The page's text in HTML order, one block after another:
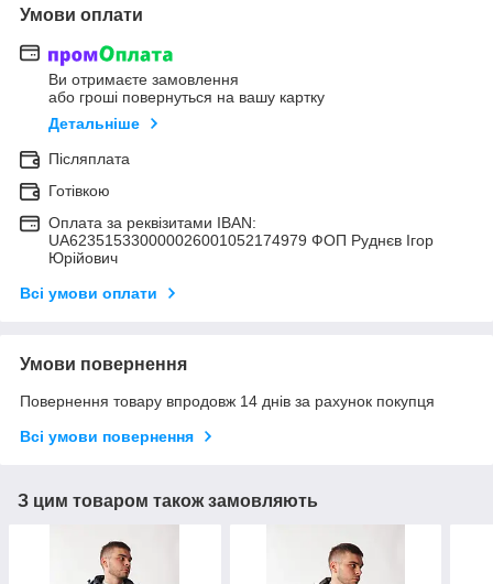
Умови оплати
Ви отримаєте замовлення
або гроші повернуться на вашу картку
Детальніше
Післяплата
Готівкою
Оплата за реквізитами IBAN:
UA623515330000026001052174979 ФОП Руднєв Ігор
Юрійович
Всі умови оплати
Умови повернення
Повернення товару впродовж 14 днів за рахунок покупця
Всі умови повернення
З цим товаром також замовляють